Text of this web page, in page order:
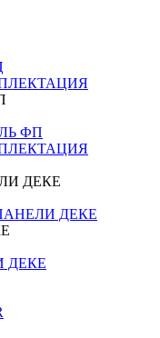
ФП
ДЕКЕ
ДЕКЕ
ДЕКЕ